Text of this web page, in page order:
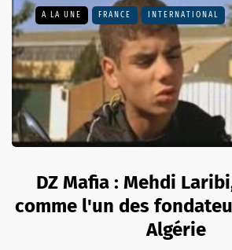
A LA UNE FRANCE INTERNATIONAL
DZ Mafia : Mehdi
comme l'un des
Algérie